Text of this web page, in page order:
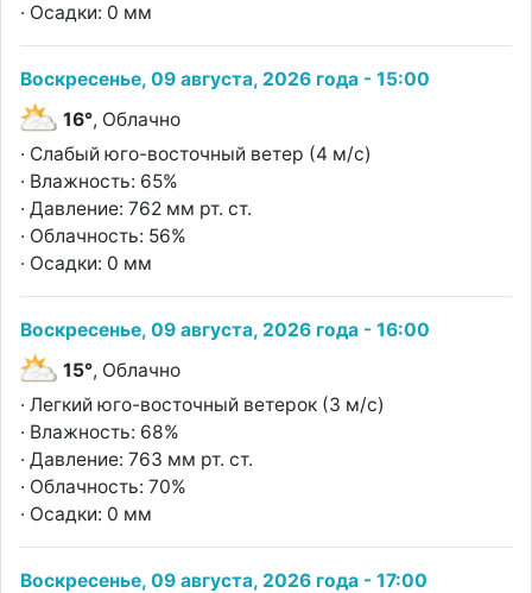
· Осадки: 0 мм
Воскресенье, 09 августа, 2026 года - 15:00
16°, Облачно
· Слабый юго-восточный ветер (4 м/с)
· Влажность: 65%
· Давление: 762 мм рт. ст.
· Облачность: 56%
· Осадки: 0 мм
Воскресенье, 09 августа, 2026 года - 16:00
15°, Облачно
· Легкий юго-восточный ветерок (3 м/с)
· Влажность: 68%
· Давление: 763 мм рт. ст.
· Облачность: 70%
· Осадки: 0 мм
Воскресенье, 09 августа, 2026 года - 17:00